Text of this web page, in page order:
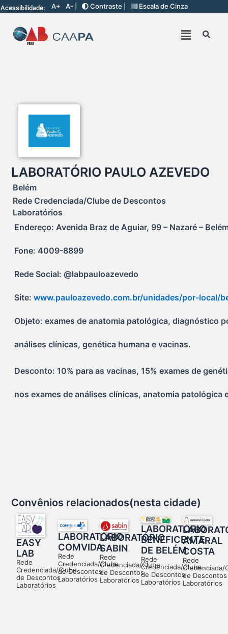
Acessibilidade: A+ A- | Contraste | Escala de Cinza
LABORATÓRIO PAULO AZEVEDO
Belém
Rede Credenciada/Clube de Descontos
Laboratórios
Endereço: Avenida Braz de Aguiar, 99 – Nazaré –
Fone: 4009-8899
Rede Social: @labpauloazevedo
Site: www.pauloazevedo.com.br/unidades/por-local/
Objeto: exames de anatomia patológica, diagnóstico
análises clínicas, genética humana e vacinas.
Desconto: 10% para as vacinas, 15% exames de
nos exames de análises clínicas, anatomia patológica
Convênios relacionados(nesta cidade)
EASY
LAB
Rede
Credenciada/Clube
de Descontos
Laboratórios
LABORATÓRIO
COMVIDA
Rede
Credenciada/Clube
de Descontos
Laboratórios
LABORATÓRIO
SABIN
Rede
Credenciada/Clube
de Descontos
Laboratórios
LABORATÓRIO
BENEFICENTE
DE BELÉM
Rede
Credenciada/Clube
de Descontos
Laboratórios
AMARAL
COSTA
Rede
Credenciada/
de Descontos
Laboratórios